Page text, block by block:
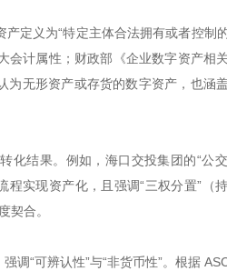
定义为“特定主体合法拥有或者控制
会计属性；财政部《企业数字资产相
为无形资产或存货的数字资产，也涵
化结果。例如，海口交投集团的“公
程实现资产化，且强调“三权分置”（
契合。
调“可辨认性”与“非货币性”。根据